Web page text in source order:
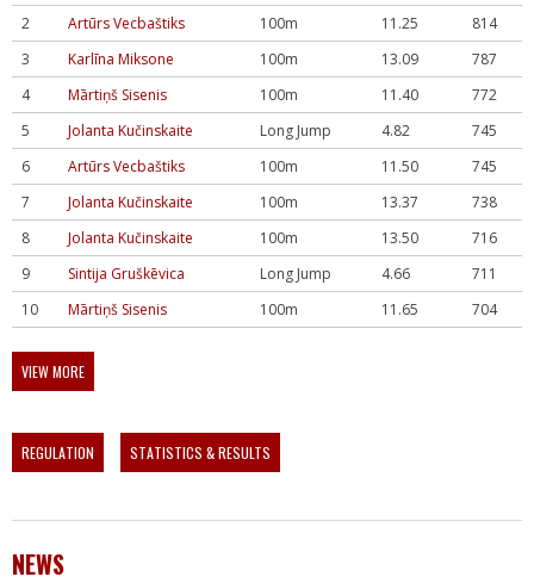
2
Artūrs Vecbaštiks 100m 11.25
814
3
Karlīna Miksone 100m 13.09
787
4
Mārtiņš Sisenis 100m 11.40
772
5
Jolanta Kučinskaite Long Jump 4.82
745
6
Artūrs Vecbaštiks 100m 11.50
745
7
Jolanta Kučinskaite 100m 13.37
738
8
Jolanta Kučinskaite 100m 13.50
716
9
Sintija Gruškēvica Long Jump 4.66
711
10
Mārtiņš Sisenis 100m 11.65 704
VIEW MORE
REGULATION STATISTICS & RESULTS
NEWS